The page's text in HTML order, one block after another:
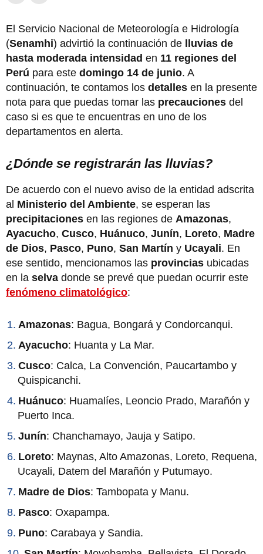
El Servicio Nacional de Meteorología e Hidrología
(Senamhi) advirtió la continuación de lluvias de
hasta moderada intensidad en 11 regiones del
Perú para este domingo 14 de junio. A
continuación, te contamos los detalles en la presente
nota para que puedas tomar las precauciones del
caso si es que te encuentras en uno de los
departamentos en alerta.
¿Dónde se registrarán las lluvias?
De acuerdo con el nuevo aviso de la entidad adscrita
al Ministerio del Ambiente, se esperan las
precipitaciones en las regiones de Amazonas,
Ayacucho, Cusco, Huánuco, Junín, Loreto, Madre
de Dios, Pasco, Puno, San Martín y Ucayali. En
ese sentido, mencionamos las provincias ubicadas
en la selva donde se prevé que puedan ocurrir este
fenómeno climatológico:
Amazonas: Bagua, Bongará y Condorcanqui.
Ayacucho: Huanta y La Mar.
Cusco: Calca, La Convención, Paucartambo y
Quispicanchi.
Huánuco: Huamalíes, Leoncio Prado, Marañón y
Puerto Inca.
Junín: Chanchamayo, Jauja y Satipo.
Loreto: Maynas, Alto Amazonas, Loreto, Requena,
Ucayali, Datem del Marañón y Putumayo.
Madre de Dios: Tambopata y Manu.
Pasco: Oxapampa.
Puno: Carabaya y Sandia.